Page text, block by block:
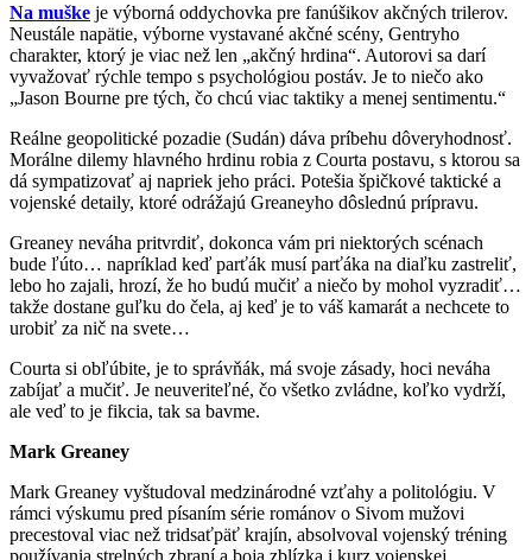
Na muške je výborná oddychovka pre fanúšikov akčných trilerov.
Neustále napätie, výborne vystavané akčné scény, Gentryho
charakter, ktorý je viac než len „akčný hrdina“. Autorovi sa darí
vyvažovať rýchle tempo s psychológiou postáv. Je to niečo ako
„Jason Bourne pre tých, čo chcú viac taktiky a menej sentimentu.“
Reálne geopolitické pozadie (Sudán) dáva príbehu dôveryhodnosť.
Morálne dilemy hlavného hrdinu robia z Courta postavu, s ktorou sa
dá sympatizovať aj napriek jeho práci. Potešia špičkové taktické a
vojenské detaily, ktoré odrážajú Greaneyho dôslednú prípravu.
Greaney neváha pritvrdiť, dokonca vám pri niektorých scénach
bude ľúto… napríklad keď parťák musí parťáka na diaľku zastreliť,
lebo ho zajali, hrozí, že ho budú mučiť a niečo by mohol vyzradiť…
takže dostane guľku do čela, aj keď je to váš kamarát a nechcete to
urobiť za nič na svete…
Courta si obľúbite, je to správňák, má svoje zásady, hoci neváha
zabíjať a mučiť. Je neuveriteľné, čo všetko zvládne, koľko vydrží,
ale veď to je fikcia, tak sa bavme.
Mark Greaney
Mark Greaney vyštudoval medzinárodné vzťahy a politológiu. V
rámci výskumu pred písaním série románov o Sivom mužovi
precestoval viac než tridsaťpäť krajín, absolvoval vojenský tréning
používania strelných zbraní a boja zblízka i kurz vojenskej